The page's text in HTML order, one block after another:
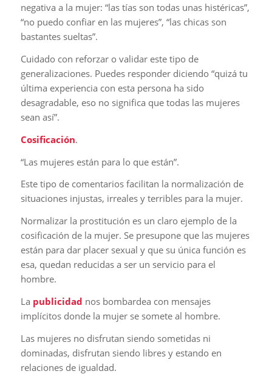
negativa a la mujer: “las tías son todas unas histéricas”,
“no puedo confiar en las mujeres”, “las chicas son
bastantes sueltas”.
Cuidado con reforzar o validar este tipo de
generalizaciones. Puedes responder diciendo “quizá tu
última experiencia con esta persona ha sido
desagradable, eso no significa que todas las mujeres
sean así”.
Cosificación.
“Las mujeres están para lo que están”.
Este tipo de comentarios facilitan la normalización de
situaciones injustas, irreales y terribles para la mujer.
Normalizar la prostitución es un claro ejemplo de la
cosificación de la mujer. Se presupone que las mujeres
están para dar placer sexual y que su única función es
esa, quedan reducidas a ser un servicio para el
hombre.
La publicidad nos bombardea con mensajes
implícitos donde la mujer se somete al hombre.
Las mujeres no disfrutan siendo sometidas ni
dominadas, disfrutan siendo libres y estando en
relaciones de igualdad.